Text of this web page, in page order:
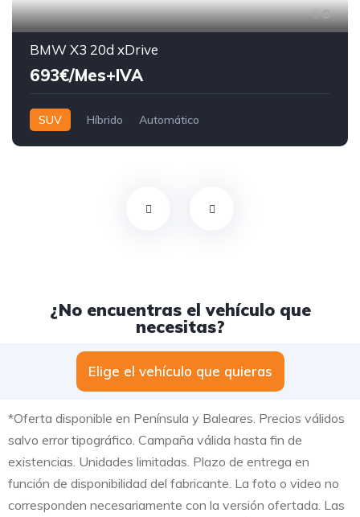
8
BMW X3 20d xDrive
693€/Mes+IVA
SUV Híbrido Automático
¿No encuentras el vehículo que
necesitas?
Elige el vehículo que quieras
*Oferta disponible en Península y Baleares. Precios válidos
salvo error tipográfico. Campaña válida hasta fin de
existencias. Unidades limitadas. Plazo de entrega en
función de disponibilidad del fabricante. La foto o video no
corresponden necesariamente con la versión ofertada. Las